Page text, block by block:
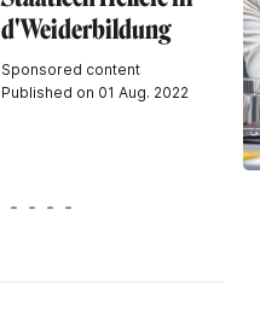
d'Weiderbildung
Sponsored content
Published on 01 Aug. 2022